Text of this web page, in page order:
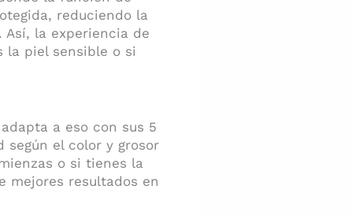
reduciendo la
la experiencia de
la piel sensible o si
a eso con sus 5
el color y grosor
o si tienes la
mejores resultados en